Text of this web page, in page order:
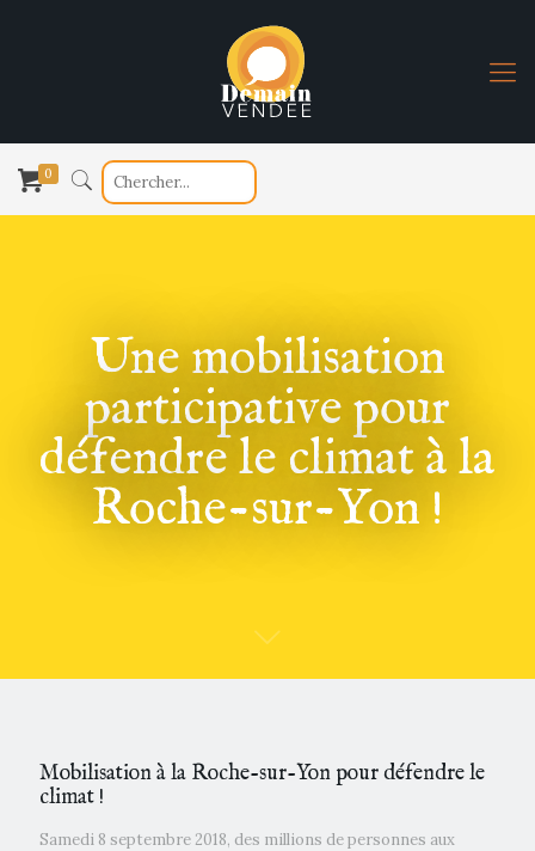
0
Une mobilisation
participative pour
défendre le climat à la
Roche-sur-Yon !
Mobilisation à la Roche-sur-Yon pour défendre le
climat !
Samedi 8 septembre 2018, des millions de personnes aux